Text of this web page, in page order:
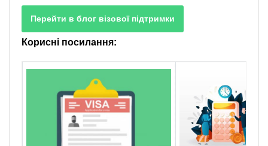
Перейти в блог візової підтримки
Корисні посилання: